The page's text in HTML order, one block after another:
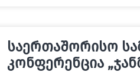
საერთაშორისო
კონფერენცია